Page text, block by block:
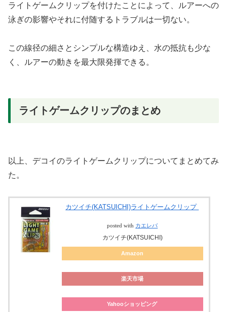
ライトゲームクリップを付けたことによって、ルアーへの
泳ぎの影響やそれに付随するトラブルは一切ない。
この線径の細さとシンプルな構造ゆえ、水の抵抗も少な
く、ルアーの動きを最大限発揮できる。
ライトゲームクリップのまとめ
以上、デコイのライトゲームクリップについてまとめてみ
た。
カツイチ(KATSUICHI)ライトゲームクリップ
posted with カエレバ
カツイチ(KATSUICHI)
Amazon
楽天市場
Yahooショッピング